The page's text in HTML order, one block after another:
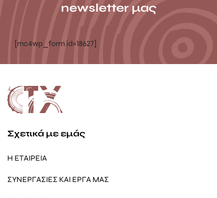
newsletter μας
[mc4wp_form id=18627]
Σχετικά με εμάς
Η ΕΤΑΙΡΕΙΑ
ΣΥΝΕΡΓΑΣΙΕΣ ΚΑΙ ΕΡΓΑ ΜΑΣ